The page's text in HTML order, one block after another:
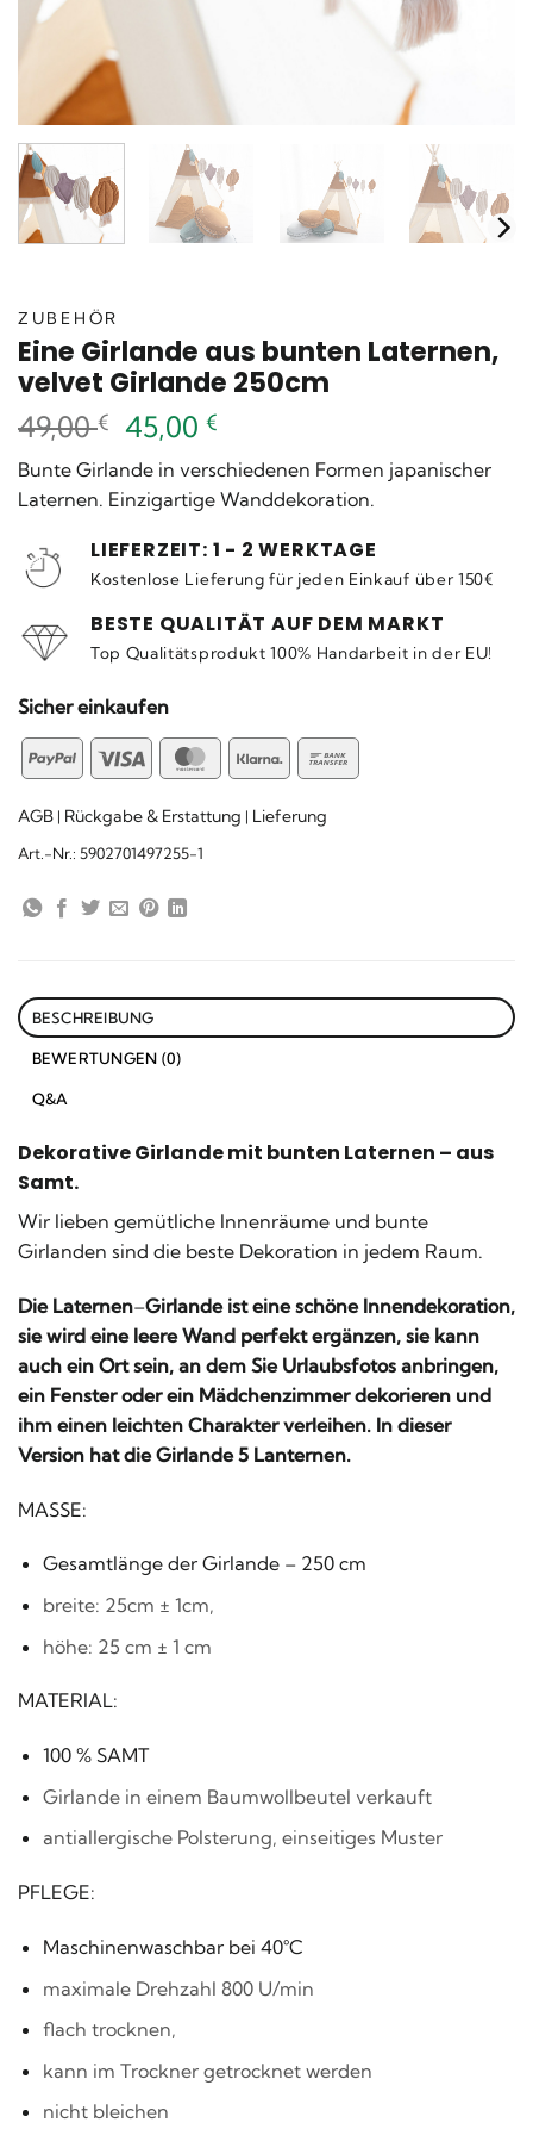
ZUBEHÖR
Eine Girlande aus bunten Laternen,
velvet Girlande 250cm
49,00€
Ursprünglicher
Preis
war:
49,00 €
45,00€
Preis
ist:
45,00 €.
Bunte Girlande in verschiedenen Formen japanischer
Laternen. Einzigartige Wanddekoration.
LIEFERZEIT: 1 - 2 WERKTAGE
Kostenlose Lieferung für jeden Einkauf über 150€
BESTE QUALITÄT AUF DEM MARKT
Top Qualitätsprodukt 100% Handarbeit in der EU!
Sicher einkaufen
PayPal Visa MasterCard
Klarna
Transfer
AGB | Rückgabe & Erstattung | Lieferung
Art.-Nr.: 5902701497255-1
BESCHREIBUNG
BEWERTUNGEN (0)
Q&A
Dekorative Girlande mit bunten Laternen – aus
Samt.
Wir lieben gemütliche Innenräume und bunte
Girlanden sind die beste Dekoration in jedem Raum.
Die Laternen–Girlande ist eine schöne Innendekoration,
sie wird eine leere Wand perfekt ergänzen, sie kann
auch ein Ort sein, an dem Sie Urlaubsfotos anbringen,
ein Fenster oder ein Mädchenzimmer dekorieren und
ihm einen leichten Charakter verleihen. In dieser
Version hat die Girlande 5 Lanternen.
MASSE:
Gesamtlänge der Girlande – 250 cm
breite: 25cm ± 1cm,
höhe: 25 cm ± 1 cm
MATERIAL:
100 % SAMT
Girlande in einem Baumwollbeutel verkauft
antiallergische Polsterung, einseitiges Muster
PFLEGE:
Maschinenwaschbar bei 40°C
maximale Drehzahl 800 U/min
flach trocknen,
kann im Trockner getrocknet werden
nicht bleichen